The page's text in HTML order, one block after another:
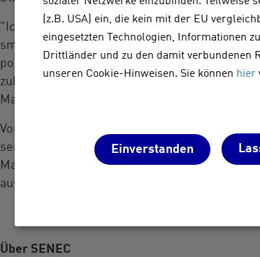
(z.B. USA) ein, die kein mit der EU
eingesetzten Technologien, Informationen
Drittländer und zu den damit verbundenen
unseren Cookie-Hinweisen. Sie können hier
Einverstanden
"Ich freue mich, bei
zu sein, weil die
smarten Energielösungen eine Schlüsselrolle
positioniert und verfügt mit den
zukunftsweisende Technologien zu
Marktposition zurückzuführen.“ sagt Herbert
Von Seiten der Konzernmutter EnBW erklärt
seiner langjährigen sowohl fachlichen als
Mann, um SENECs Position als führender
auszubauen. Wir wünschen ihm bei seiner
Über SENEC